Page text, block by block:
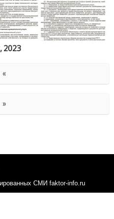
2023
«
»
СМИ faktor-info.ru